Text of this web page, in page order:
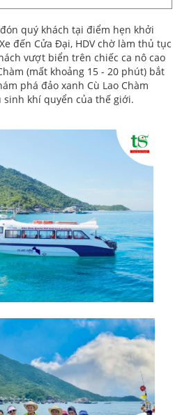
quý khách tại điểm hẹn khởi
đến Cửa Đại, HDV chờ làm thủ tục
vượt biển trên chiếc ca nô cao
(mất khoảng 15 - 20 phút) bắt
phá đảo xanh Cù Lao Chàm
khí quyển của thế giới.